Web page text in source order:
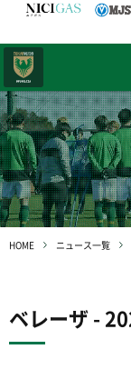
HOME ニュース一覧
ベレーザ -